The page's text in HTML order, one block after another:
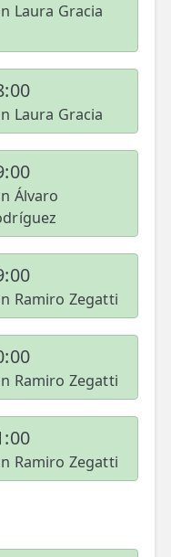
Laura Gracia
Laura Gracia
Álvaro
Ramiro Zegatti
Ramiro Zegatti
Ramiro Zegatti